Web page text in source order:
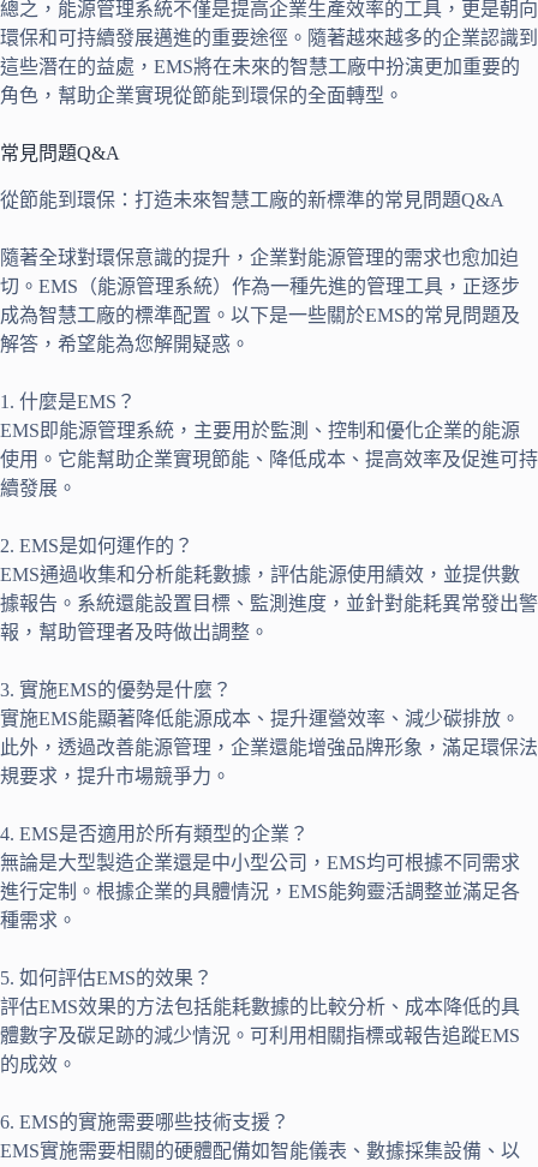
總之，能源管理系統不僅是提高企業生產效率的工具，更是朝向
環保和可持續發展邁進的重要途徑。隨著越來越多的企業認識到
這些潛在的益處，EMS將在未來的智慧工廠中扮演更加重要的
角色，幫助企業實現從節能到環保的全面轉型。
常見問題Q&A
從節能到環保：打造未來智慧工廠的新標準的常見問題Q&A
隨著全球對環保意識的提升，企業對能源管理的需求也愈加迫
切。EMS（能源管理系統）作為一種先進的管理工具，正逐步
成為智慧工廠的標準配置。以下是一些關於EMS的常見問題及
解答，希望能為您解開疑惑。
1. 什麼是EMS？
EMS即能源管理系統，主要用於監測、控制和優化企業的能源
使用。它能幫助企業實現節能、降低成本、提高效率及促進可持
續發展。
2. EMS是如何運作的？
EMS通過收集和分析能耗數據，評估能源使用績效，並提供數
據報告。系統還能設置目標、監測進度，並針對能耗異常發出警
報，幫助管理者及時做出調整。
3. 實施EMS的優勢是什麼？
實施EMS能顯著降低能源成本、提升運營效率、減少碳排放。
此外，透過改善能源管理，企業還能增強品牌形象，滿足環保法
規要求，提升市場競爭力。
4. EMS是否適用於所有類型的企業？
無論是大型製造企業還是中小型公司，EMS均可根據不同需求
進行定制。根據企業的具體情況，EMS能夠靈活調整並滿足各
種需求。
5. 如何評估EMS的效果？
評估EMS效果的方法包括能耗數據的比較分析、成本降低的具
體數字及碳足跡的減少情況。可利用相關指標或報告追蹤EMS
的成效。
6. EMS的實施需要哪些技術支援？
EMS實施需要相關的硬體配備如智能儀表、數據採集設備、以